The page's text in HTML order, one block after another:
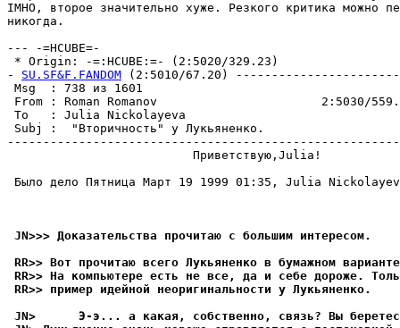
IMHO, второе значительно хуже. Резкого критика можно
никогда.
--- -=HCUBE=-
* Origin: -=:HCUBE:=- (2:5020/329.23)
- SU.SF&F.FANDOM (2:5010/67.20)
Msg  : 738
From : Roman Romanov                       2:5030/
To   : Julia Nickolayeva
Subj :  "Вторичность" у
                          Приветствую,Julia!
Было дело Пятница Март 19 1999 01:35, Julia Nickolayeva
JN>>> Доказательства прочитаю с большим интересом.
RR>> Вот прочитаю всего Лукьяненко в бумажном
RR>> На компьютере есть не все, да и себе дороже.
RR>> пример идейной неоригинальности у Лукьяненко.
JN>      Э-э... а какая, собственно, связь? Вы